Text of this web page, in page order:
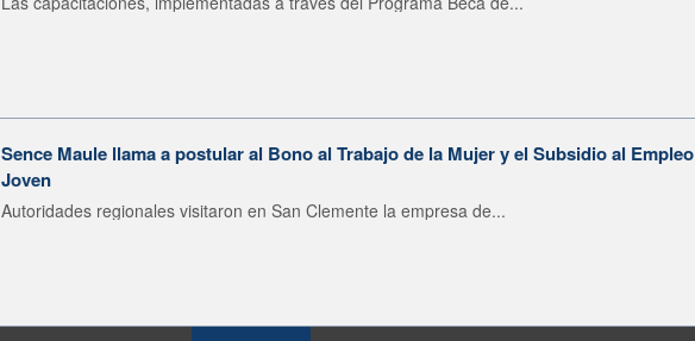
Sence Maule llama a postular al Bono al Trabajo de la Mujer y el Subsidio al Empleo
Joven
Autoridades regionales visitaron en San Clemente la empresa de...